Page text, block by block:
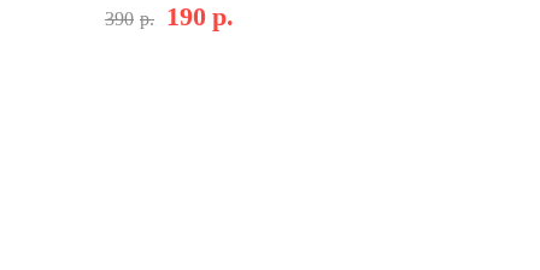
390 р. 190 р.